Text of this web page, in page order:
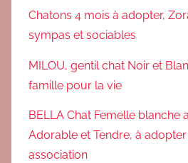
Chatons 4 mois à adopter,
sympas et sociables
MILOU, gentil chat Noir et
famille pour la vie
BELLA Chat Femelle blanche
Adorable et Tendre, à
association